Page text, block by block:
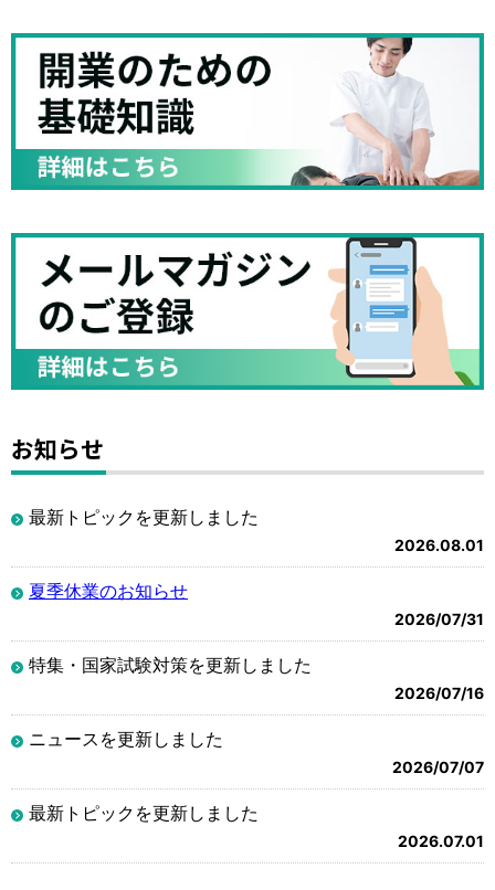
お知らせ
最新トピックを更新しました
2026.08.01
夏季休業のお知らせ
2026/07/31
特集・国家試験対策を更新しました
2026/07/16
ニュースを更新しました
2026/07/07
最新トピックを更新しました
2026.07.01